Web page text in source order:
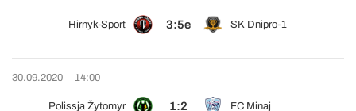
Hirnyk-Sport 3:5e SK Dnipro-1
30.09.2020 14:00
Polissja Žytomyr 1:2 FC Minaj